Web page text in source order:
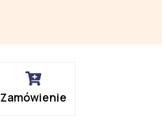
Zamówienie